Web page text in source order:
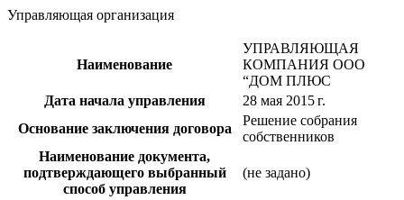
Управляющая организация
Наименование
УПРАВЛЯЮЩАЯ
КОМПАНИЯ ООО
“ДОМ ПЛЮС
Дата начала управления
28 мая 2015 г.
Основание заключения договора
Решение собрания
собственников
Наименование документа,
подтверждающего выбранный
способ управления
(не задано)